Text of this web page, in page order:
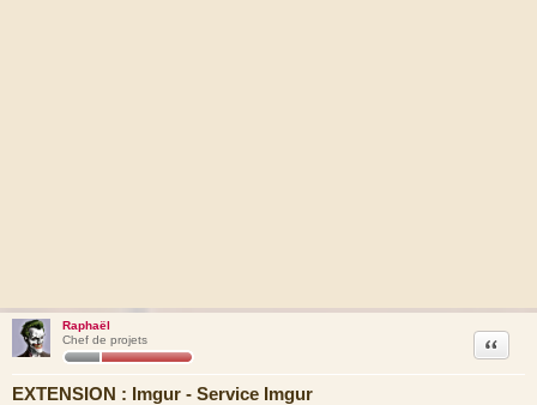
Raphaël
Chef de projets
EXTENSION : Imgur - Service Imgur
Citation